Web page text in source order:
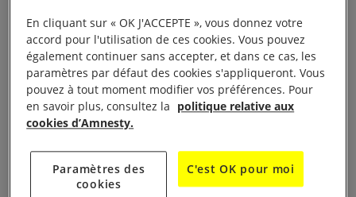
« Ceci est une attaque haineuse et inconsidérée
contre la légitimité et l’intégrité des Nations unies, et
contre l’ordre international fondé sur des règles
ayant constitué le socle de la coopération mondiale
en date d’une série d’attaques néfastes, le président
Trump redouble d’efforts dans le but de détruire le
En cliquant sur « OK J'ACCEPTE », vous donnez votre
accord pour l'utilisation de ces cookies. Vous pouvez
également continuer sans accepter, et dans ce cas, les
paramètres par défaut des cookies s'appliqueront. Vous
pouvez à tout moment modifier vos préférences. Pour
en savoir plus, consultez la politique relative aux
cookies d’Amnesty.
Paramètres des
cookies
C'est OK pour moi